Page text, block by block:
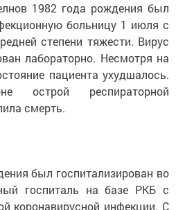
1982 года рождения был
больницу 1 июля с
степени тяжести. Вирус
лабораторно. Несмотря на
пациента ухудшалось.
респираторной
смерть.
был госпитализирован во
госпиталь на базе РКБ с
коронавирусной инфекции. С